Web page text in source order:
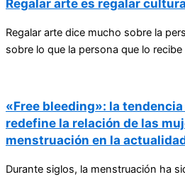
Regalar arte es regalar
Regalar arte dice mucho sobre la
sobre lo que la persona que lo recibe
«Free bleeding»: la
redefine la relación de las
menstruación en la
Durante siglos, la menstruación ha